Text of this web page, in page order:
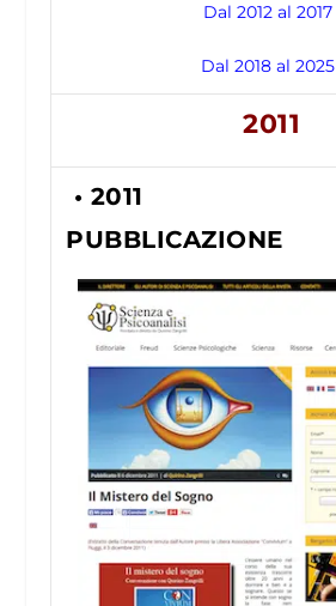
Dal 2012 al 2017
Dal 2018 al 2025
2011
• 2011
PUBBLICAZIONE